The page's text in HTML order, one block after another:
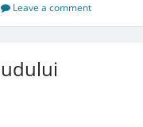
Leave a comment